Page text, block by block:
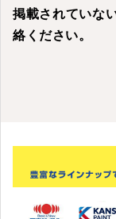
掲載されていな
絡ください。